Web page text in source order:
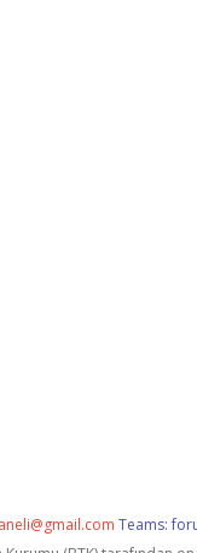
Teams: